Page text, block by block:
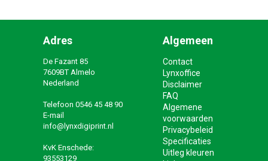
Adres
De Fazant 85
7609BT Almelo
Nederland
Telefoon 0546 45 48 90
E-mail
info@lynxdigiprint.nl
KvK Enschede:
93553129
Algemeen
Contact
Lynxoffice
Disclaimer
FAQ
Algemene
voorwaarden
Privacybeleid
Specificaties
Uitleg kleuren